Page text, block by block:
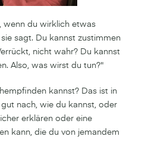
wenn du wirklich etwas
sagt. Du kannst zustimmen
nicht wahr? Du kannst
Also, was wirst du tun?"
kannst? Das ist in
nach, wie du kannst, oder
erklären oder eine
kann, die du von jemandem